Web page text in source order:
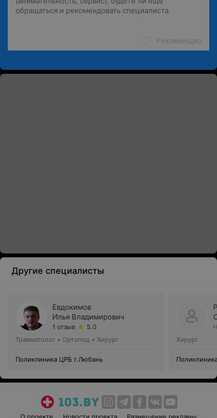
Рекомендую
Другие специалисты
Евдокимов
Илья Владимирович
1 отзыв
5.0
Травматолог • Ортопед • Хирург
Поликлиника ЦРБ г.Любань
Хирург